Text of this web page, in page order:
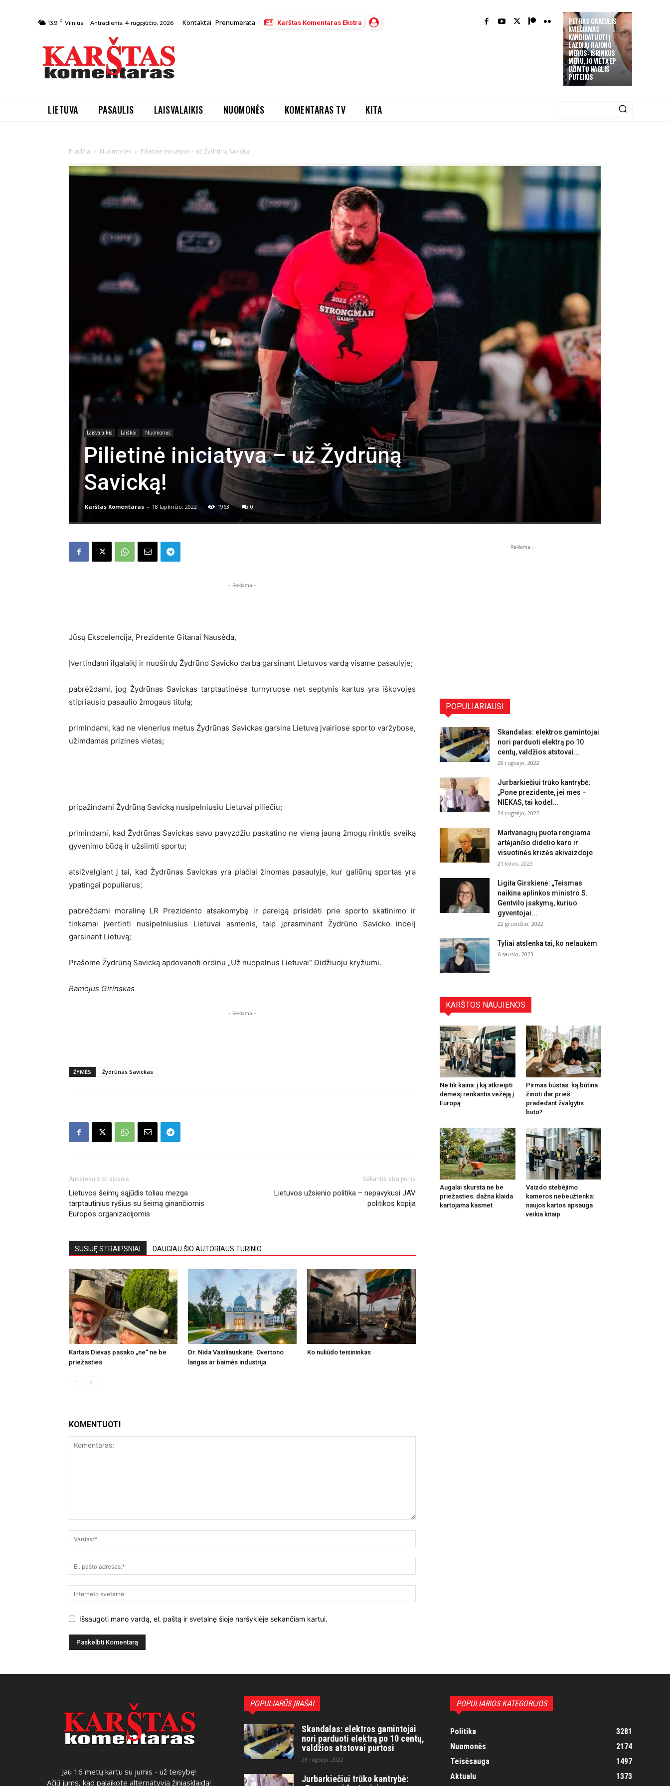
PETRAS GRAŽULIS
KVIEČIAMAS
KANDIDATUOTI Į
LAZDIJŲ RAJONO
MERUS: IŠRINKUS
MERU, JO VIETĄ EP
UŽIMTŲ NAGLIS
PUTEIKIS
13.9 C Vilnius Antradienis, 4 rugpjūčio, 2026 Kontaktai Prenumerata Karštas Komentaras Ekstra
LIETUVA PASAULIS LAISVALAIKIS NUOMONĖS KOMENTARAS TV KITA
Pradžia Nuomonės Pilietinė iniciatyva – už Žydrūną Savicką!
Laisvalaikis Laiškai Nuomonės
Pilietinė iniciatyva – už Žydrūną
Savicką!
Karštas Komentaras - 18 lapkričio, 2022 1963 0
- Reklama -
Jūsų Ekscelencija, Prezidente Gitanai Nausėda,
Įvertindami ilgalaikį ir nuoširdų Žydrūno Savicko darbą garsinant Lietuvos vardą visame pasaulyje;
pabrėždami, jog Žydrūnas Savickas tarptautinėse turnyruose net septynis kartus yra iškovojęs
stipriausio pasaulio žmogaus titulą;
primindami, kad ne vienerius metus Žydrūnas Savickas garsina Lietuvą įvairiose sporto varžybose,
užimdamas prizines vietas;
pripažindami Žydrūną Savicką nusipelniusiu Lietuvai piliečiu;
primindami, kad Žydrūnas Savickas savo pavyzdžiu paskatino ne vieną jauną žmogų rinktis sveiką
gyvenimo būdą ir užsiimti sportu;
atsižvelgiant į tai, kad Žydrūnas Savickas yra plačiai žinomas pasaulyje, kur galiūnų sportas yra
ypatingai populiarus;
pabrėždami moralinę LR Prezidento atsakomybę ir pareigą prisidėti prie sporto skatinimo ir
tinkamai įvertinti nusipelniusius Lietuvai asmenis, taip įprasminant Žydrūno Savicko indėlį
garsinant Lietuvą;
Prašome Žydrūną Savicką apdovanoti ordinu „Už nuopelnus Lietuvai“ Didžiuoju kryžiumi.
Ramojus Girinskas
- Reklama -
ŽYMĖS Žydrūnas Savickas
Ankstesnis straipsnis
Lietuvos šeimų sąjūdis toliau mezga
tarptautinius ryšius su šeimą ginančiomis
Europos organizacijomis
Sekantis straipsnis
Lietuvos užsienio politika – nepavykusi JAV
politikos kopija
SUSIJĘ STRAIPSNIAI DAUGIAU ŠIO AUTORIAUS TURINIO
Kartais Dievas pasako „ne“ ne be
priežasties
Dr. Nida Vasiliauskaitė. Overtono
langas ar baimės industrija
Ko nuliūdo teisininkas
KOMENTUOTI
Išsaugoti mano vardą, el. paštą ir svetainę šioje naršyklėje sekančiam kartui.
- Reklama -
POPULIARIAUSI
Skandalas: elektros gamintojai
nori parduoti elektrą po 10
centų, valdžios atstovai...
28 rugsėjo, 2022
Jurbarkiečiui trūko kantrybė:
„Pone prezidente, jei mes –
NIEKAS, tai kodėl...
24 rugsėjo, 2022
Maitvanagių puota rengiama
artėjančio didelio karo ir
visuotinės krizės akivaizdoje
21 kovo, 2023
Ligita Girskienė: „Teismas
naikina aplinkos ministro S.
Gentvilo įsakymą, kuriuo
gyventojai...
22 gruodžio, 2022
Tyliai atslenka tai, ko nelaukėm
6 sausio, 2023
KARŠTOS NAUJIENOS
Ne tik kaina: į ką atkreipti
dėmesį renkantis vežėją į
Europą
Pirmas būstas: ką būtina
žinoti dar prieš
pradedant žvalgytis
buto?
Augalai skursta ne be
priežasties: dažna klaida
kartojama kasmet
Vaizdo stebėjimo
kameros nebeužtenka:
naujos kartos apsauga
veikia kitaip
Jau 16 metų kartu su jumis - už teisybę!
Ačiū jums, kad palaikote alternatyvią žiniasklaidą!
POPULIARŪS ĮRAŠAI
Skandalas: elektros gamintojai
nori parduoti elektrą po 10 centų,
valdžios atstovai purtosi
28 rugsėjo, 2022
Jurbarkiečiui trūko kantrybė:
POPULIARIOS KATEGORIJOS
Politika
3281
Nuomonės
2174
Teisėsauga
1497
Aktualu
1373